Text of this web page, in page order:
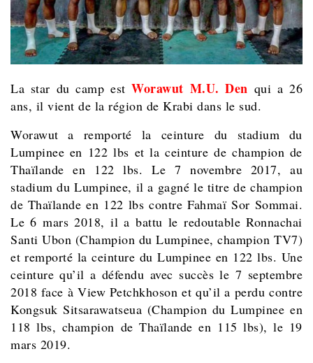
La star du camp estWorawut M.U. Den qui a 26
ans, il vient de la région de Krabi dans le sud.
Worawut a remporté la ceinture du stadium du
Lumpinee en 122 lbs et la ceinture de champion de
Thaïlande en 122 lbs. Le 7 novembre 2017, au
stadium du Lumpinee, il a gagné le titre de champion
de Thaïlande en 122 lbs contre Fahmaï Sor Sommai.
Le 6 mars 2018, il a battu le redoutable Ronnachai
Santi Ubon (Champion du Lumpinee, champion TV7)
et remporté la ceinture du Lumpinee en 122 lbs. Une
ceinture qu’il a défendu avec succès le 7 septembre
2018 face à View Petchkhoson et qu’il a perdu contre
Kongsuk Sitsarawatseua (Champion du Lumpinee en
118 lbs, champion de Thaïlande en 115 lbs), le 19
mars 2019.